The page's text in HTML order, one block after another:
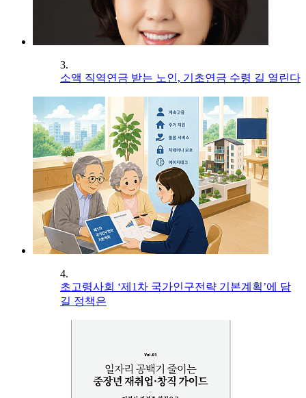
3.
소액 직역연금 받는 노인, 기초연금 수령 길 열린다
4.
초고령사회 ‘제1차 국가인구전략 기본계획’에 담
길 정책은